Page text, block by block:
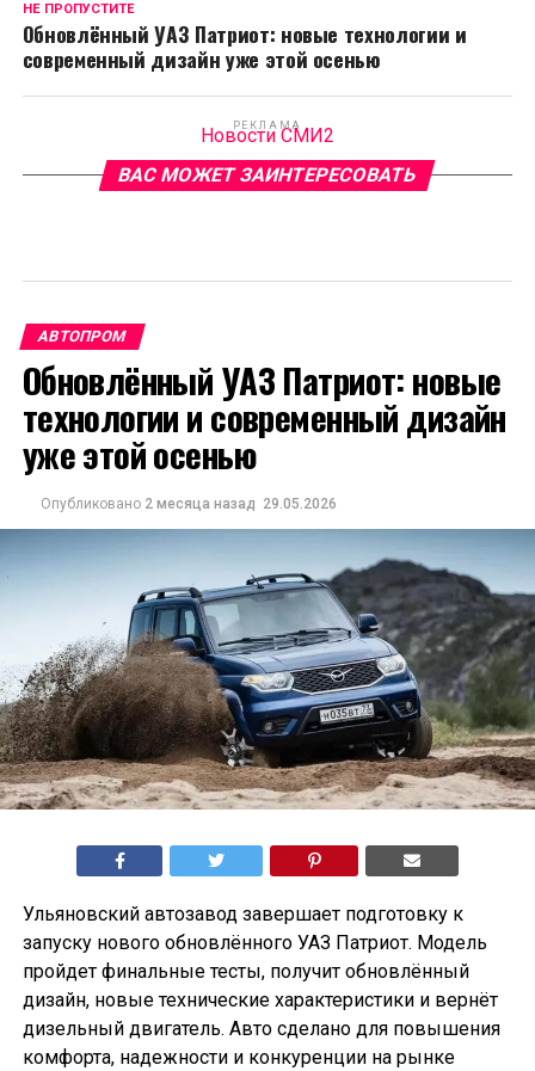
НЕ ПРОПУСТИТЕ
Обновлённый УАЗ Патриот: новые технологии и
современный дизайн уже этой осенью
РЕКЛАМА
Новости СМИ2
ВАС МОЖЕТ ЗАИНТЕРЕСОВАТЬ
АВТОПРОМ
Обновлённый УАЗ Патриот: новые
технологии и современный дизайн
уже этой осенью
Опубликовано 2 месяца назад 29.05.2026
Ульяновский автозавод завершает подготовку к
запуску нового обновлённого УАЗ Патриот. Модель
пройдет финальные тесты, получит обновлённый
дизайн, новые технические характеристики и вернёт
дизельный двигатель. Авто сделано для повышения
комфорта, надежности и конкуренции на рынке